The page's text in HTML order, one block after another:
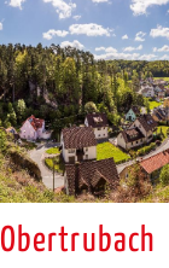
Obertrubach